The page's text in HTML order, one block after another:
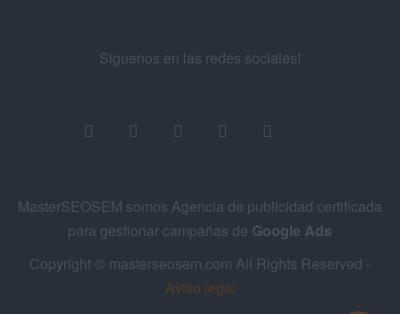
Siguenos en las redes sociales!
MasterSEOSEM somos Agencia de publicidad certificada
para gestionar campañas de Google Ads
Copyright © masterseosem.com All Rights Reserved -
Aviso legal